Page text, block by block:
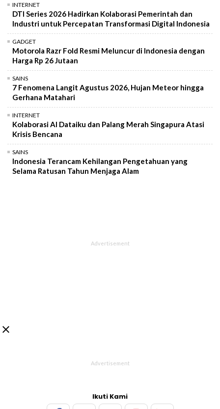
INTERNET
DTI Series 2026 Hadirkan Kolaborasi Pemerintah dan
Industri untuk Percepatan Transformasi Digital Indonesia
GADGET
Motorola Razr Fold Resmi Meluncur di Indonesia dengan
Harga Rp 26 Jutaan
SAINS
7 Fenomena Langit Agustus 2026, Hujan Meteor hingga
Gerhana Matahari
INTERNET
Kolaborasi AI Dataiku dan Palang Merah Singapura Atasi
Krisis Bencana
SAINS
Indonesia Terancam Kehilangan Pengetahuan yang
Selama Ratusan Tahun Menjaga Alam

Ikuti Kami